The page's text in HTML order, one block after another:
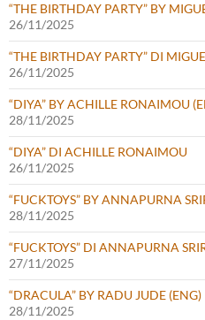
“THE BIRTHDAY PARTY” BY
26/11/2025
“THE BIRTHDAY PARTY” DI
26/11/2025
“DIYA” BY ACHILLE RONAIMOU
28/11/2025
“DIYA” DI ACHILLE RONAIMOU
26/11/2025
“FUCKTOYS” BY ANNAPURNA
28/11/2025
“FUCKTOYS” DI ANNAPURNA
27/11/2025
“DRACULA” BY RADU JUDE (ENG)
28/11/2025